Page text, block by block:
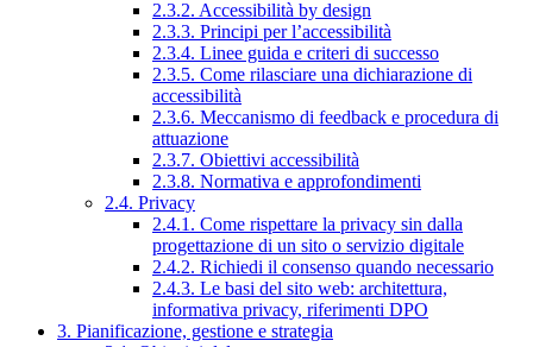
2.3.2. Accessibilità by design
2.3.3. Principi per l’accessibilità
2.3.4. Linee guida e criteri di successo
2.3.5. Come rilasciare una dichiarazione di
accessibilità
2.3.6. Meccanismo di feedback e procedura di
attuazione
2.3.7. Obiettivi accessibilità
2.3.8. Normativa e approfondimenti
2.4. Privacy
2.4.1. Come rispettare la privacy sin dalla
progettazione di un sito o servizio digitale
2.4.2. Richiedi il consenso quando necessario
2.4.3. Le basi del sito web: architettura,
informativa privacy, riferimenti DPO
3. Pianificazione, gestione e strategia